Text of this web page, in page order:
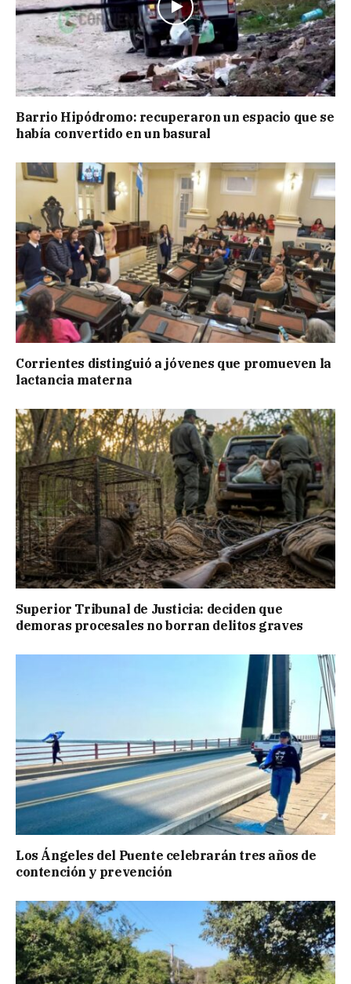
Barrio Hipódromo: recuperaron un espacio que se
había convertido en un basural
Corrientes distinguió a jóvenes que promueven la
lactancia materna
Superior Tribunal de Justicia: deciden que
demoras procesales no borran delitos graves
Los Ángeles del Puente celebrarán tres años de
contención y prevención